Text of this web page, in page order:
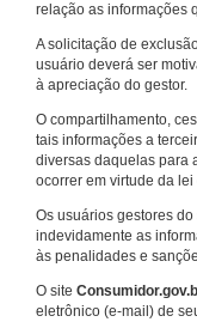
relação as informações
A solicitação de
usuário deverá ser
à apreciação do gestor.
O compartilhamento,
tais informações a
diversas daquelas para
ocorrer em virtude da
Os usuários gestores
indevidamente as
às penalidades e
O site
eletrônico (e-mail) de